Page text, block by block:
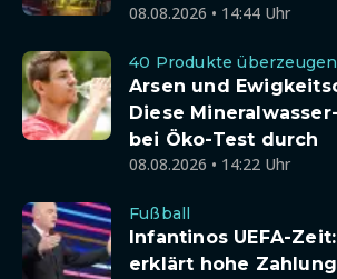
08.08.2026 • 14:44 Uhr
40 Produkte überzeugen
Arsen und
Diese
bei Öko-Test durch
08.08.2026 • 14:22 Uhr
Fußball
Infantinos UEFA-
erklärt hohe